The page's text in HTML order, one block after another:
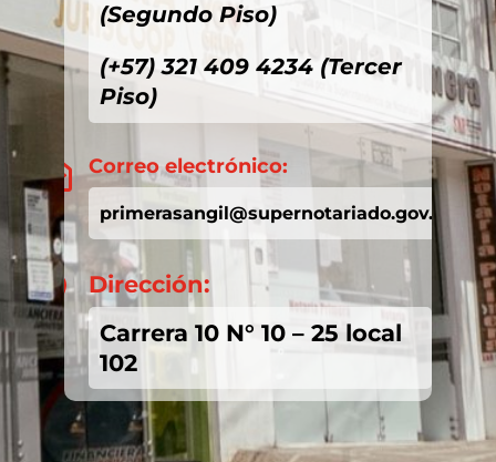
(Segundo Piso)
(+57) 321 409 4234 (Tercer
Piso)
 Correo electrónico:
primerasangil@supernotariado.gov.co

Dirección:
Carrera 10 N° 10 – 25 local
102